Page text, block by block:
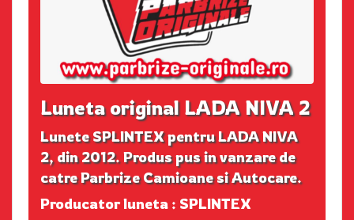
Luneta original LADA NIVA 2
Lunete SPLINTEX pentru LADA NIVA
2, din 2012. Produs pus in vanzare de
catre Parbrize Camioane si Autocare.
Producator luneta : SPLINTEX